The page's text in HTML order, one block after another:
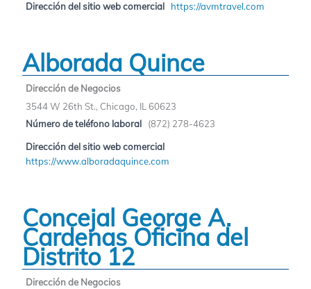
Dirección del sitio web comercial https://avmtravel.com
Alborada Quince
Dirección de Negocios
3544 W 26th St., Chicago, IL 60623
Número de teléfono laboral
(872) 278-4623
Dirección del sitio web comercial
https://www.alboradaquince.com
Concejal George A.
Cardenas Oficina del
Distrito 12
Dirección de Negocios